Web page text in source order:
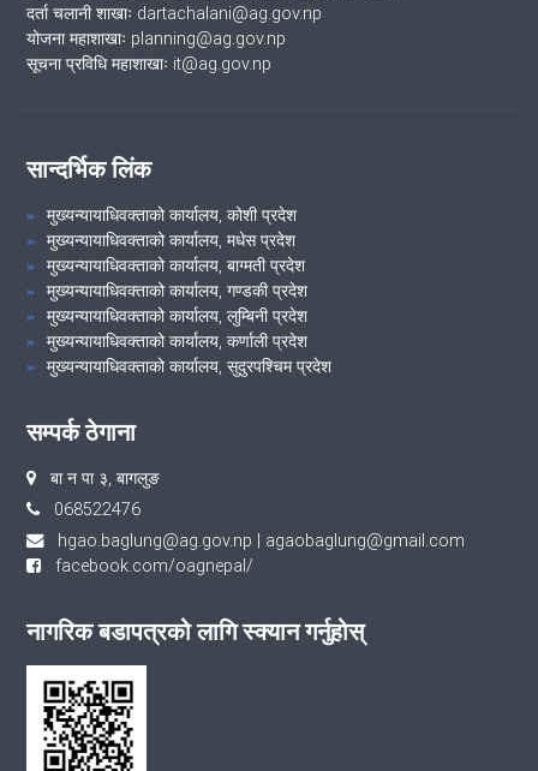
दर्ता चलानी शाखाः dartachalani@ag.gov.np
योजना महाशाखाः planning@ag.gov.np
सूचना प्रविधि महाशाखाः it@ag.gov.np
सान्दर्भिक लिंक
मुख्यन्यायाधिवक्ताको कार्यालय, कोशी प्रदेश
मुख्यन्यायाधिवक्ताको कार्यालय, मधेस प्रदेश
मुख्यन्यायाधिवक्ताको कार्यालय, बाग्मती प्रदेश
मुख्यन्यायाधिवक्ताको कार्यालय, गण्डकी प्रदेश
मुख्यन्यायाधिवक्ताको कार्यालय, लुम्बिनी प्रदेश
मुख्यन्यायाधिवक्ताको कार्यालय, कर्णाली प्रदेश
मुख्यन्यायाधिवक्ताको कार्यालय, सुदुरपश्चिम प्रदेश
सम्पर्क ठेगाना
बा न पा ३, बागलुङ
068522476
hgao.baglung@ag.gov.np | agaobaglung@gmail.com
facebook.com/oagnepal/
नागरिक बडापत्रको लागि स्क्यान गर्नुहोस्